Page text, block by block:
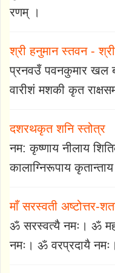
रणम् ।
श्री हनुमान स्तवन -
प्रनवउँ पवनकुमार खल
वारीशं मशकी कृत
दशरथकृत शनि स्तोत्र
नम: कृष्णाय नीलाय
कालाग्निरूपाय
माँ सरस्वती अष्टोत्तर-
ॐ सरस्वत्यै नमः। ॐ
नमः। ॐ वरप्रदायै